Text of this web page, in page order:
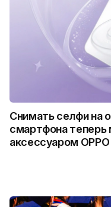
Снимать селфи на
смартфона теперь
аксессуаром